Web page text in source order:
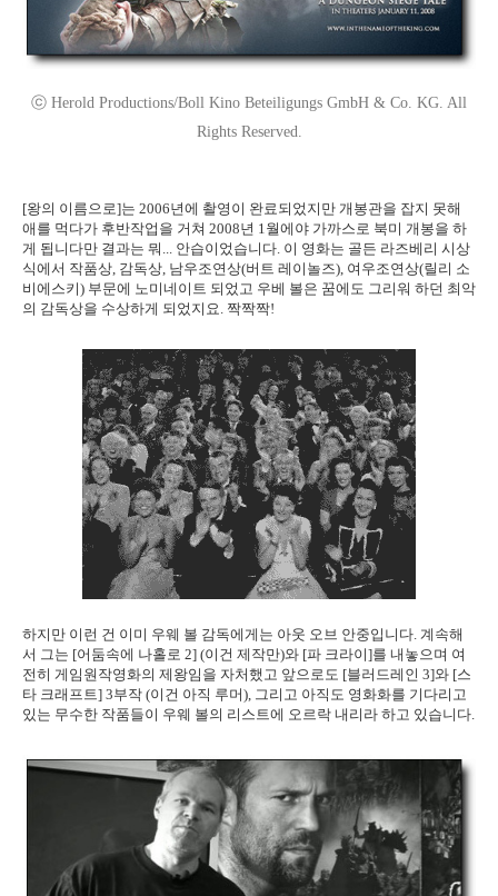
ⓒ Herold Productions/Boll Kino Beteiligungs GmbH & Co. KG. All
Rights Reserved.
[왕의 이름으로]는 2006년에 촬영이 완료되었지만 개봉관을 잡지 못해
애를 먹다가 후반작업을 거쳐 2008년 1월에야 가까스로 북미 개봉을 하
게 됩니다만 결과는 뭐... 안습이었습니다. 이 영화는 골든 라즈베리 시상
식에서 작품상, 감독상, 남우조연상(버트 레이놀즈), 여우조연상(릴리 소
비에스키) 부문에 노미네이트 되었고 우베 볼은 꿈에도 그리워 하던 최악
의 감독상을 수상하게 되었지요. 짝짝짝!
하지만 이런 건 이미 우웨 볼 감독에게는 아웃 오브 안중입니다. 계속해
서 그는 [어둠속에 나홀로 2] (이건 제작만)와 [파 크라이]를 내놓으며 여
전히 게임원작영화의 제왕임을 자처했고 앞으로도 [블러드레인 3]와 [스
타 크래프트] 3부작 (이건 아직 루머), 그리고 아직도 영화화를 기다리고
있는 무수한 작품들이 우웨 볼의 리스트에 오르락 내리라 하고 있습니다.